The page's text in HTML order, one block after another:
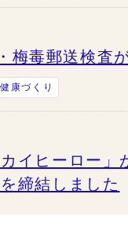
梅毒郵送検査
健康づくり
イヒーロー」
締結しました